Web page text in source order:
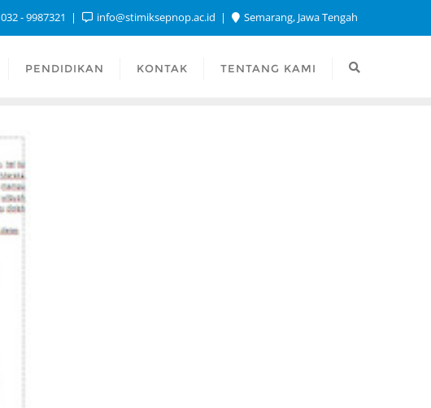
032 - 9987321 info@stimiksepnop.ac.id Semarang, Jawa Tengah
PENDIDIKAN KONTAK TENTANG KAMI